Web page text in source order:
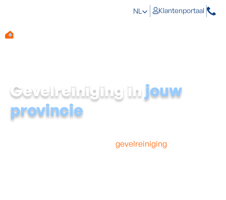
NL Klantenportaal
Gevelreiniging in jouw
provincie
gevelreiniging